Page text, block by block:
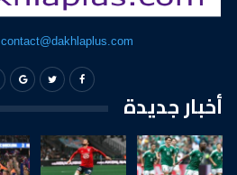
contact@dakhlaplus.com
أخبار جديدة